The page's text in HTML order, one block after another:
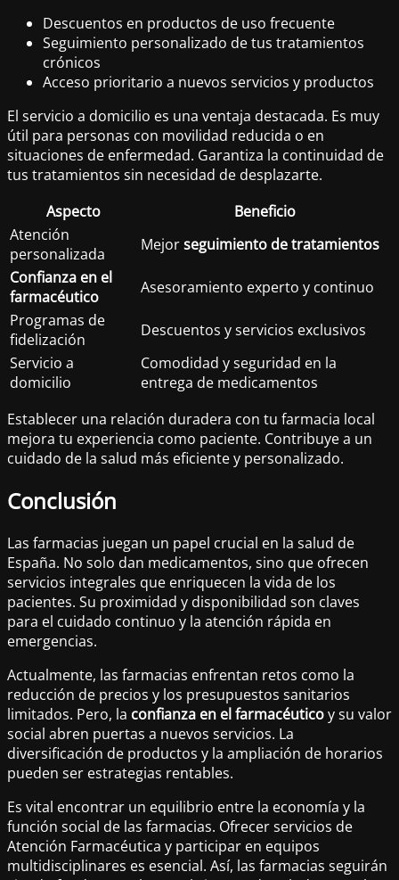
Descuentos en productos de uso frecuente
Seguimiento personalizado de tus tratamientos
crónicos
Acceso prioritario a nuevos servicios y productos
El servicio a domicilio es una ventaja destacada. Es muy
útil para personas con movilidad reducida o en
situaciones de enfermedad. Garantiza la continuidad de
tus tratamientos sin necesidad de desplazarte.
Aspecto
Beneficio
Atención
personalizada
Mejorseguimiento de tratamientos
Confianza en el
farmacéutico
Asesoramiento experto y continuo
Programas de
fidelización
Descuentos y servicios exclusivos
Servicio a
domicilio
Comodidad y seguridad en la
entrega de medicamentos
Establecer una relación duradera con tu farmacia local
mejora tu experiencia como paciente. Contribuye a un
cuidado de la salud más eficiente y personalizado.
Conclusión
Las farmacias juegan un papel crucial en la salud de
España. No solo dan medicamentos, sino que ofrecen
servicios integrales que enriquecen la vida de los
pacientes. Su proximidad y disponibilidad son claves
para el cuidado continuo y la atención rápida en
emergencias.
Actualmente, las farmacias enfrentan retos como la
reducción de precios y los presupuestos sanitarios
limitados. Pero, la confianza en el farmacéuticoy su valor
social abren puertas a nuevos servicios. La
diversificación de productos y la ampliación de horarios
pueden ser estrategias rentables.
Es vital encontrar un equilibrio entre la economía y la
función social de las farmacias. Ofrecer servicios de
Atención Farmacéutica y participar en equipos
multidisciplinares es esencial. Así, las farmacias seguirán